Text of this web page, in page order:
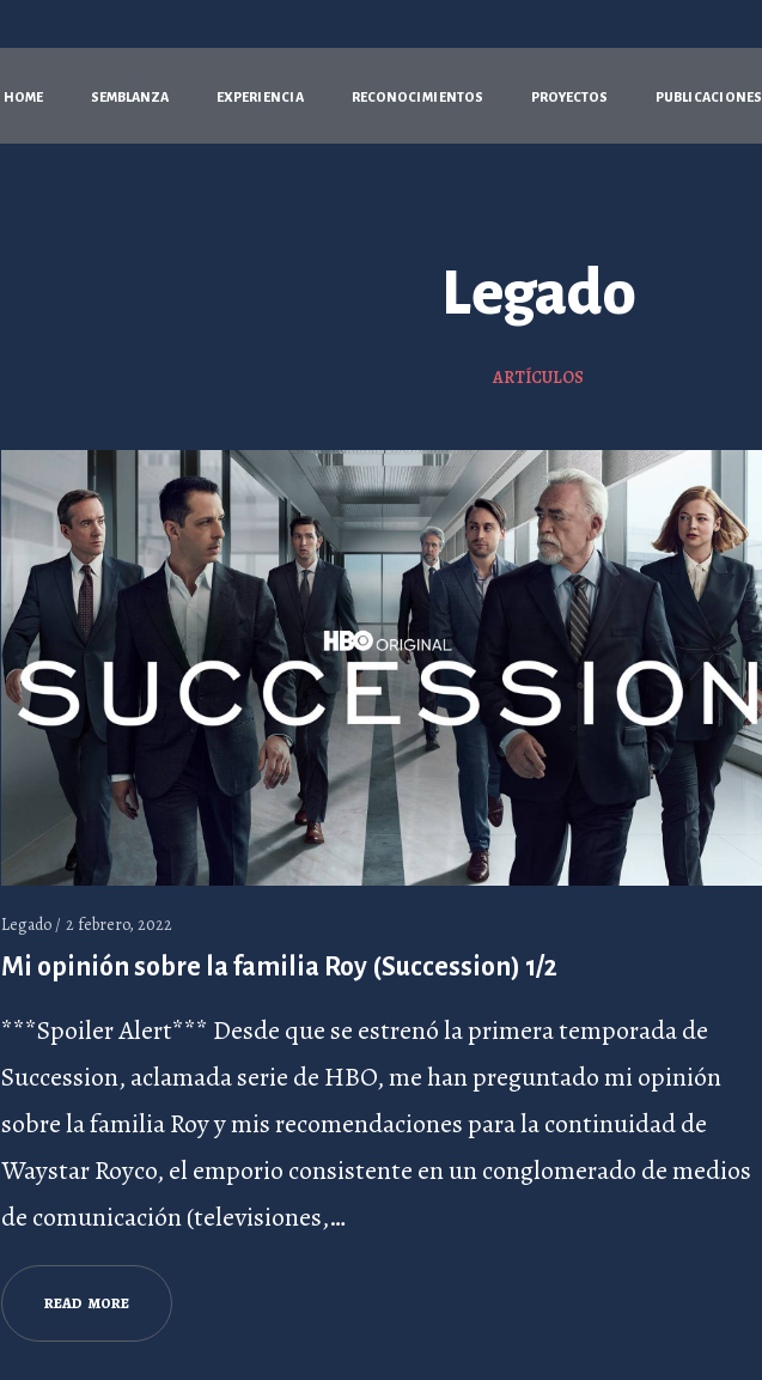
HOME SEMBLANZA EXPERI ENCIA RECONOCIMI ENTOS PROYECTOS PUBLI CACI ONES
Legado
ARTÍCULOS
Legado / 2 febrero, 2022
Mi opinión sobre la familia Roy (Succession) 1/2
***Spoiler Alert*** Desde que se estrenó la primera temporada de
Succession, aclamada serie de HBO, me han preguntado mi opinión
sobre la familia Roy y mis recomendaciones para la continuidad de
Waystar Royco, el emporio consistente en un conglomerado de medios
de comunicación (televisiones,…
READ MORE